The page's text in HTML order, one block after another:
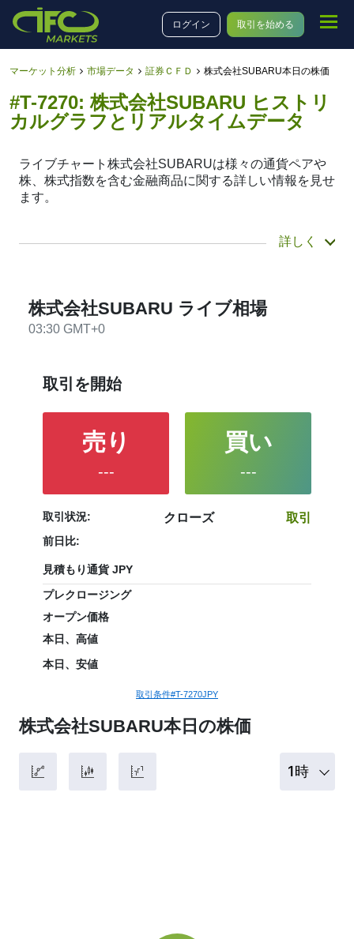
ログイン 取引を始める
マーケット分析 市場データ 証券ＣＦＤ 株式会社SUBARU本日の株価
#T-7270: 株式会社SUBARU ヒストリ
カルグラフとリアルタイムデータ
ライブチャート株式会社SUBARUは様々の通貨ペアや
株、株式指数を含む金融商品に関する詳しい情報を見せ
ます。
チャートメニューから商品カテゴリーそれから商品株式
ラインかキャンドルチャートに変更できます。
詳しく
株式会社SUBARU ライブ相場
03:30 GMT+0
株式会社SUBARU本日の株価
1時
取引を開始
売り
---
買い
---
取引状況: クローズ 取引
前日比:
見積もり通貨 JPY
プレクロージング
オープン価格
本日、高値
本日、安値
取引条件#T-7270JPY